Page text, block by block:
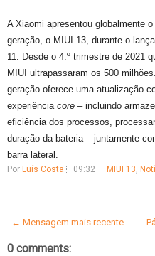
A Xiaomi apresentou globalmente
geração, o MIUI 13, durante o
11. Desde o 4.º trimestre de 2021
MIUI ultrapassaram os 500
geração oferece uma atualização
experiência core – incluindo
eficiência dos processos,
duração da bateria – juntamente
barra lateral.
Por Luís Costa 09:32 MIUI 13,
← Mensagem mais recente
0 comments: